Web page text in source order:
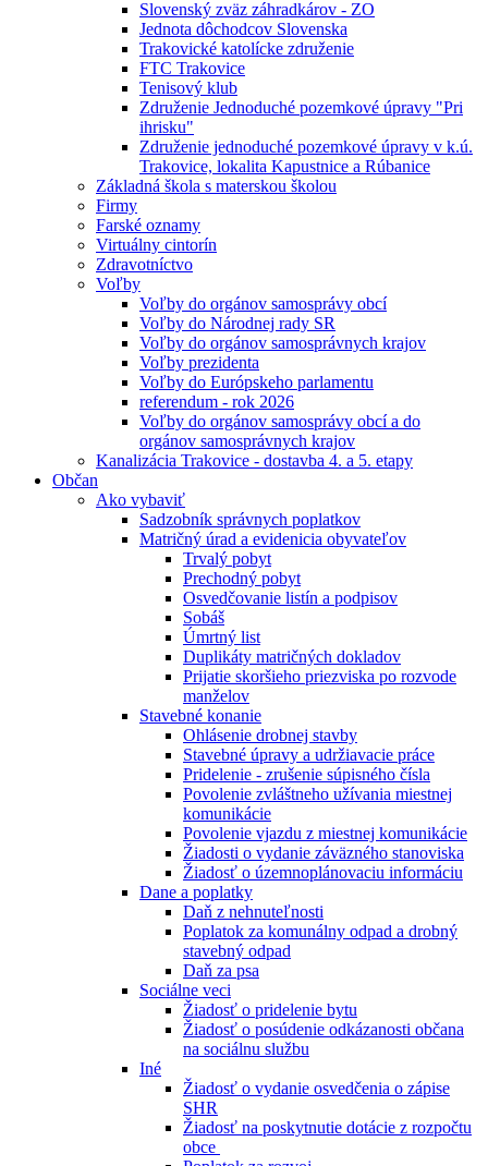
Slovenský zväz záhradkárov - ZO
Jednota dôchodcov Slovenska
Trakovické katolícke združenie
FTC Trakovice
Tenisový klub
Združenie Jednoduché pozemkové úpravy "Pri
ihrisku"
Združenie jednoduché pozemkové úpravy v k.ú.
Trakovice, lokalita Kapustnice a Rúbanice
Základná škola s materskou školou
Firmy
Farské oznamy
Virtuálny cintorín
Zdravotníctvo
Voľby
Voľby do orgánov samosprávy obcí
Voľby do Národnej rady SR
Voľby do orgánov samosprávnych krajov
Voľby prezidenta
Voľby do Európskeho parlamentu
referendum - rok 2026
Voľby do orgánov samosprávy obcí a do
orgánov samosprávnych krajov
Kanalizácia Trakovice - dostavba 4. a 5. etapy
Občan
Ako vybaviť
Sadzobník správnych poplatkov
Matričný úrad a evidenicia obyvateľov
Trvalý pobyt
Prechodný pobyt
Osvedčovanie listín a podpisov
Sobáš
Úmrtný list
Duplikáty matričných dokladov
Prijatie skoršieho priezviska po rozvode
manželov
Stavebné konanie
Ohlásenie drobnej stavby
Stavebné úpravy a udržiavacie práce
Pridelenie - zrušenie súpisného čísla
Povolenie zvláštneho užívania miestnej
komunikácie
Povolenie vjazdu z miestnej komunikácie
Žiadosti o vydanie záväzného stanoviska
Žiadosť o územnoplánovaciu informáciu
Dane a poplatky
Daň z nehnuteľnosti
Poplatok za komunálny odpad a drobný
stavebný odpad
Daň za psa
Sociálne veci
Žiadosť o pridelenie bytu
Žiadosť o posúdenie odkázanosti občana
na sociálnu službu
Iné
Žiadosť o vydanie osvedčenia o zápise
SHR
Žiadosť na poskytnutie dotácie z rozpočtu
obce